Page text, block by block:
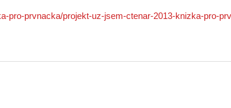
prvnacka/projekt-uz-jsem-ctenar-2013-knizka-pro-